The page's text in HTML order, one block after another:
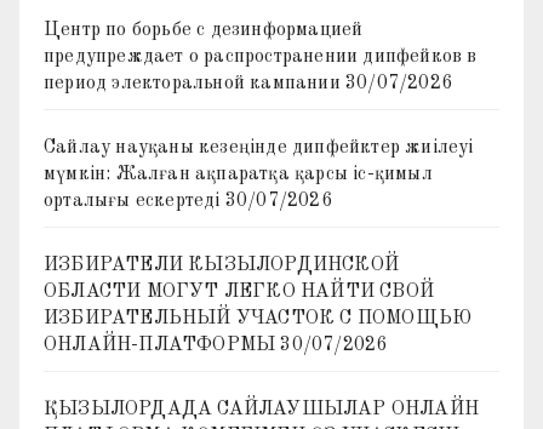
Центр по борьбе с дезинформацией
предупреждает о распространении дипфейков в
период электоральной кампании 30/07/2026
Сайлау науқаны кезеңінде дипфейктер жиілеуі
мүмкін: Жалған ақпаратқа қарсы іс-қимыл
орталығы ескертеді 30/07/2026
ИЗБИРАТЕЛИ КЫЗЫЛОРДИНСКОЙ
ОБЛАСТИ МОГУТ ЛЕГКО НАЙТИ СВОЙ
ИЗБИРАТЕЛЬНЫЙ УЧАСТОК С ПОМОЩЬЮ
ОНЛАЙН-ПЛАТФОРМЫ 30/07/2026
ҚЫЗЫЛОРДАДА САЙЛАУШЫЛАР ОНЛАЙН